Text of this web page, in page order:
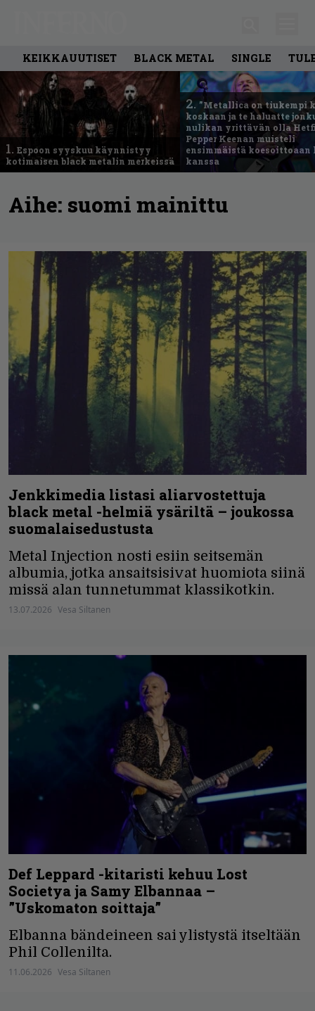
KEIKKAUUTISET BLACK METAL SINGLE
1. Espoon syyskuu käynnistyy
kotimaisen black metalin merkeissä
2. ”Metallica on tiukempi
koskaan ja te haluatte
nulikan yrittävän olla
Pepper Keenan muisteli
ensimmäistä
kanssa
Aihe: suomi mainittu
Jenkkimedia listasi aliarvostettuja
black metal -helmiä ysäriltä – joukossa
suomalaisedustusta
Metal Injection nosti esiin seitsemän
albumia, jotka ansaitsisivat huomiota siinä
missä alan tunnetummat klassikotkin.
13.07.2026 Vesa Siltanen
Def Leppard -kitaristi kehuu Lost
Societya ja Samy Elbannaa –
”Uskomaton soittaja”
Elbanna bändeineen sai ylistystä itseltään
Phil Collenilta.
11.06.2026 Vesa Siltanen